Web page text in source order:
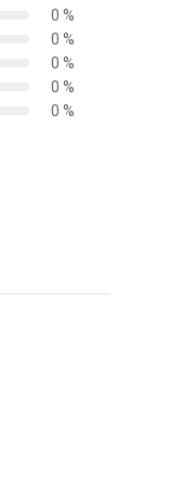
0 %
0 %
0 %
0 %
0 %